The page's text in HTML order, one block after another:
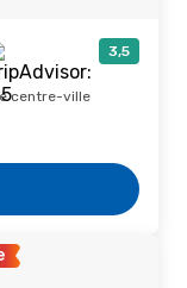
3,5
centre-ville